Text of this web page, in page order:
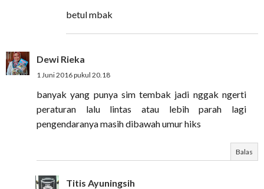
betul mbak
Dewi Rieka
1 Juni 2016 pukul 20.18
banyak yang punya sim tembak jadi nggak ngerti
peraturan lalu lintas atau lebih parah lagi
pengendaranya masih dibawah umur hiks
Balas
Titis Ayuningsih